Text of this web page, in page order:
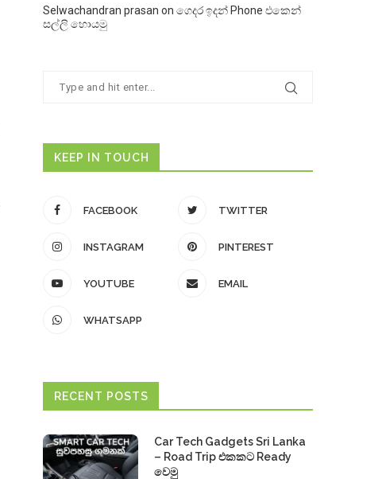
Selwachandran prasan on ගෙදර ඉදන් Phone එකෙන්
සල්ලි හොයමු
KEEP IN TOUCH
FACEBOOK TWITTER
INSTAGRAM PINTEREST
YOUTUBE EMAIL
WHATSAPP
RECENT POSTS
Car Tech Gadgets Sri Lanka
– Road Trip එකකට Ready
වෙමු